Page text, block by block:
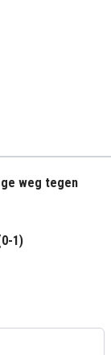
weg tegen
1)